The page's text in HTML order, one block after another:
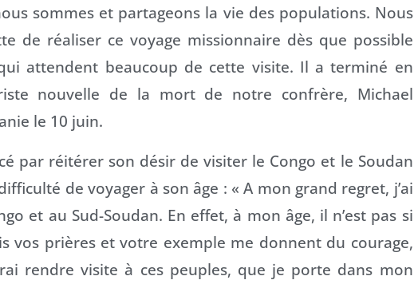
sommes et partageons la vie des populations. Nous
de réaliser ce voyage missionnaire dès que possible
attendent beaucoup de cette visite. Il a terminé en
nouvelle de la mort de notre confrère, Michael
le 10 juin.
par réitérer son désir de visiter le Congo et le Soudan
de voyager à son âge : « A mon grand regret, j’ai
et au Sud-Soudan. En effet, à mon âge, il n’est pas si
vos prières et votre exemple me donnent du courage,
rendre visite à ces peuples, que je porte dans mon